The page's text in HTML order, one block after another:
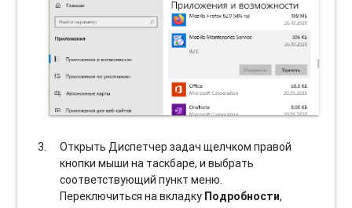
Открыть Диспетчер задач щелчком правой
кнопки мыши на таскбаре, и выбрать
соотвeтствующий пункт меню.
Переключиться на вкладку Подробности,